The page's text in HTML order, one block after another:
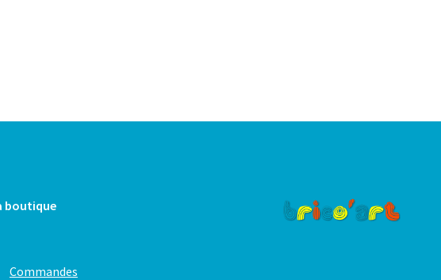
boutique
Commandes